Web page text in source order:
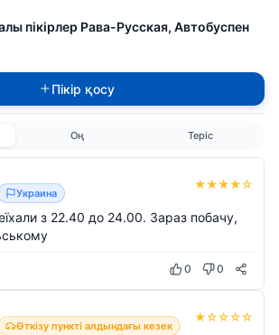
пікірлер Рава-Русская, Автобуспен
Пікір қосу
Оң Теріс
Украина
★★★★☆
з 22.40 до 24.00. Зараз побачу,
0 0
Өткізу пункті алдындағы кезек
★☆☆☆☆